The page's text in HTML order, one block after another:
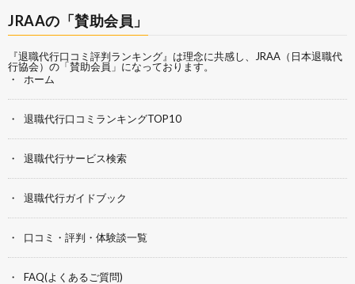
JRAAの「賛助会員」
『退職代行口コミ評判ランキング』は理念に共感し、
JRAA（日本退職代
行協会） の「賛助会員」になっております。
ホーム
退職代行口コミランキングTOP10
退職代行サービス検索
退職代行ガイドブック
口コミ・評判・体験談一覧
FAQ(よくあるご質問)